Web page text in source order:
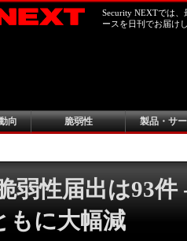
Security NEXTでは
ースを日刊でお届け
向 脆弱性 製品・サ
弱性届出は93
もに大幅減